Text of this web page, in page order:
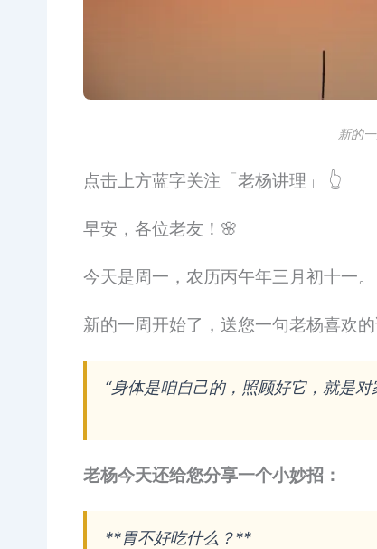
新的
点击上方蓝字关注「老杨讲理」 👆
早安，各位老友！🌸
今天是周一，农历丙午年三月初十一。
新的一周开始了，送您一句老杨喜欢的
“身体是咱自己的，照顾好它，就是对
老杨今天还给您分享一个小妙招：
**胃不好吃什么？**